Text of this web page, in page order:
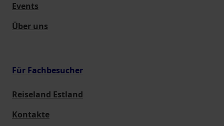
Events
Über uns
Für Fachbesucher
Reiseland Estland
Kontakte